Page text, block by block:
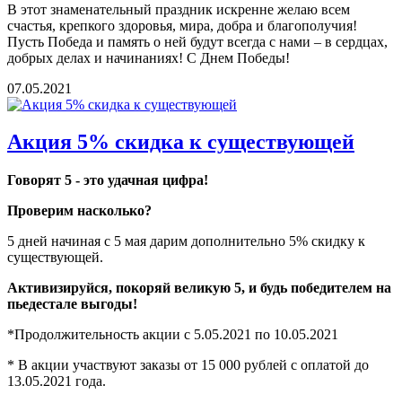
В этот знаменательный праздник искренне желаю всем
счастья, крепкого здоровья, мира, добра и благополучия!
Пусть Победа и память о ней будут всегда с нами – в сердцах,
добрых делах и начинаниях! С Днем Победы!
07.05.2021
Акция 5% скидка к существующей
Говорят 5 - это удачная цифра!
Проверим насколько?
5 дней начиная с 5 мая дарим дополнительно 5% скидку к
существующей.
Активизируйся, покоряй великую 5, и будь победителем на
пьедестале выгоды!
*Продолжительность акции с 5.05.2021 по 10.05.2021
* В акции участвуют заказы от 15 000 рублей с оплатой до
13.05.2021 года.